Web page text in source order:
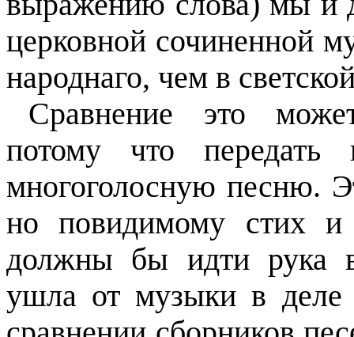
церковной сочиненной
народнаго, чем в
Сравнение это
потому что передать
многоголосную песню.
но повидимому стих и
должны бы идти рука в
ушла от музыки в деле